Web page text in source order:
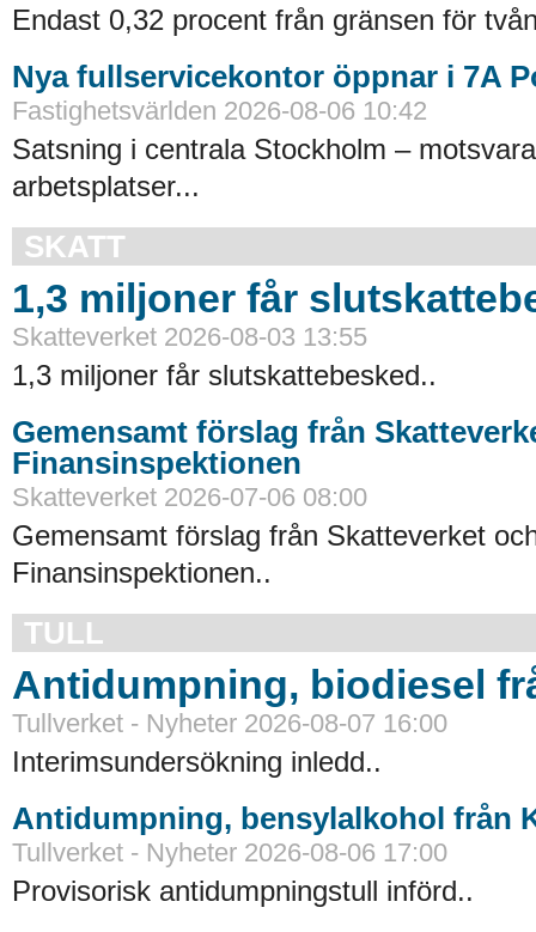
Endast 0,32 procent från gränsen för
Nya fullservicekontor öppnar i 7A
Fastighetsvärlden 2026-08-06 10:42
Satsning i centrala Stockholm –
arbetsplatser...
SKATT
1,3 miljoner får
Skatteverket 2026-08-03 13:55
1,3 miljoner får slutskattebesked..
Gemensamt förslag från
Finansinspektionen
Skatteverket 2026-07-06 08:00
Gemensamt förslag från Skatteverket
Finansinspektionen..
TULL
Antidumpning, biodiesel
Tullverket - Nyheter 2026-08-07 16:00
Interimsundersökning inledd..
Antidumpning, bensylalkohol från
Tullverket - Nyheter 2026-08-06 17:00
Provisorisk antidumpningstull införd..